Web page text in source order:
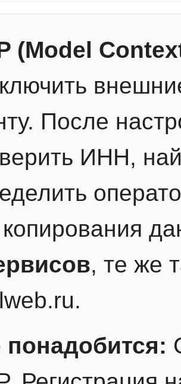
(Model
После
ИНН,
копирования
, те же
понадобится: